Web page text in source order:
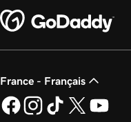
France - Français